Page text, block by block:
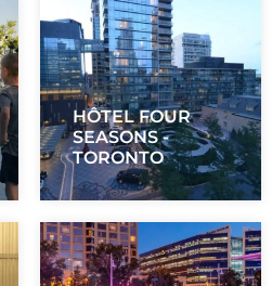
HÔTEL FOUR
SEASONS -
TORONTO